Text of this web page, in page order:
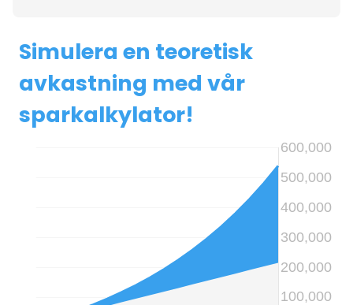
Simulera en teoretisk
avkastning med vår
sparkalkylator!